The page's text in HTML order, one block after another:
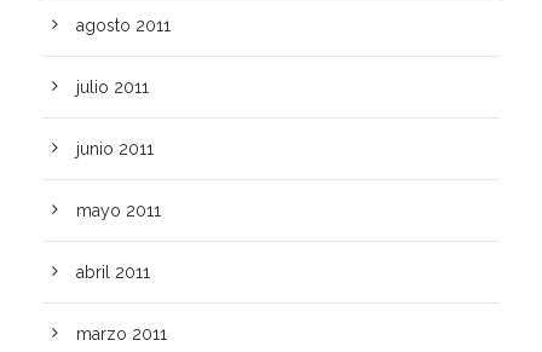
agosto 2011
julio 2011
junio 2011
mayo 2011
abril 2011
marzo 2011